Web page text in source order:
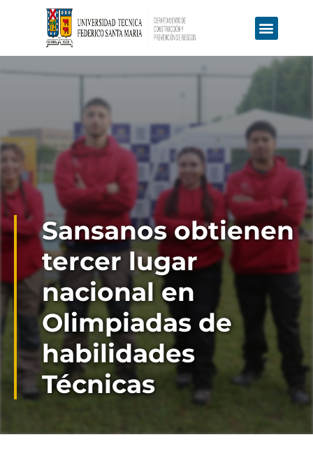
Sansanos obtienen
tercer lugar
nacional en
Olimpiadas de
habilidades
Técnicas